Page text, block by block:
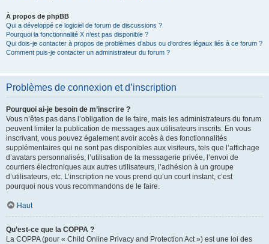
À propos de phpBB
Qui a développé ce logiciel de forum de discussions ?
Pourquoi la fonctionnalité X n’est pas disponible ?
Qui dois-je contacter à propos de problèmes d’abus ou d’ordres légaux liés à ce forum ?
Comment puis-je contacter un administrateur du forum ?
Problèmes de connexion et d’inscription
Pourquoi ai-je besoin de m’inscrire ?
Vous n’êtes pas dans l’obligation de le faire, mais les administrateurs du forum
peuvent limiter la publication de messages aux utilisateurs inscrits. En vous
inscrivant, vous pouvez également avoir accès à des fonctionnalités
supplémentaires qui ne sont pas disponibles aux visiteurs, tels que l’affichage
d’avatars personnalisés, l’utilisation de la messagerie privée, l’envoi de
courriers électroniques aux autres utilisateurs, l’adhésion à un groupe
d’utilisateurs, etc. L’inscription ne vous prend qu’un court instant, c’est
pourquoi nous vous recommandons de le faire.
Haut
Qu’est-ce que la COPPA ?
La COPPA (pour « Child Online Privacy and Protection Act ») est une loi des